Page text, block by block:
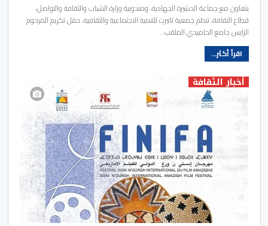
بتعاون مع جماعة الدشيرة الجهادية، ومندوبية وزارة الشباب والثقافة والتواصل،
قطاع الثقافة، تنظم جمعية تانيرت للتنمية الاجتماعية والثقافية، حفل تكريم المرحوم
الرايس جامع الحاميدي الملقب…
اقرأ أكثر...
أخبار الثقافة